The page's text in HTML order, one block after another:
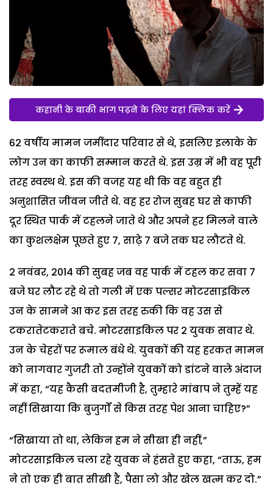
कहानी के बाकी भाग पढ़ने के लिए यहां क्लिक करें
62 वर्षीय मामन जमींदार परिवार से थे, इसलिए इलाके के
लोग उन का काफी सम्मान करते थे. इस उम्र में भी वह पूरी
तरह स्वस्थ थे. इस की वजह यह थी कि वह बहुत ही
अनुशासित जीवन जीते थे. वह हर रोज सुबह घर से काफी
दूर स्थित पार्क में टहलने जाते थे और अपने हर मिलने वाले
का कुशलक्षेम पूछते हुए 7, साढ़े 7 बजे तक घर लौटते थे.
2 नवंबर, 2014 की सुबह जब वह पार्क में टहल कर सवा 7
बजे घर लौट रहे थे तो गली में एक पल्सर मोटरसाइकिल
उन के सामने आ कर इस तरह रुकी कि वह उस से
टकरातेटकराते बचे. मोटरसाइकिल पर 2 युवक सवार थे.
उन के चेहरों पर रूमाल बंधे थे. युवकों की यह हरकत मामन
को नागवार गुजरी तो उन्होंने युवकों को डांटने वाले अंदाज
में कहा, “यह कैसी बदतमीजी है, तुम्हारे मांबाप ने तुम्हें यह
नहीं सिखाया कि बुजुर्गों से किस तरह पेश आना चाहिए?”
“सिखाया तो था, लेकिन हम ने सीखा ही नहीं,”
मोटरसाइकिल चला रहे युवक ने हंसते हुए कहा, “ताऊ, हम
ने तो एक ही बात सीखी है, पैसा लो और खेल खत्म कर दो.”